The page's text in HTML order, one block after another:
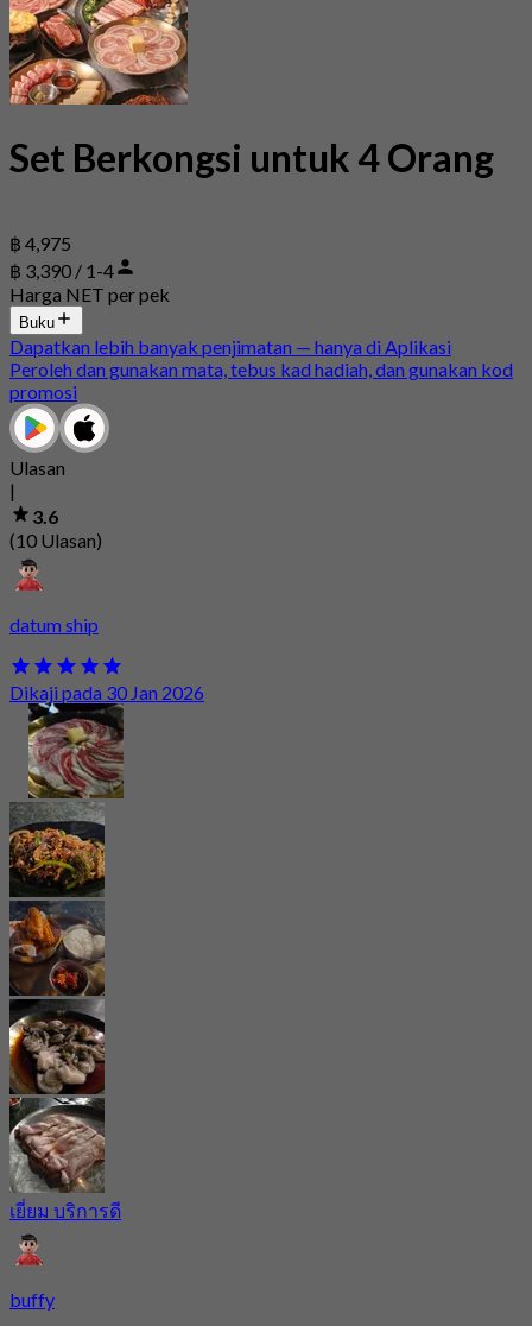
Set Berkongsi untuk 4 Orang
฿ 4,975
฿ 3,390 / 1-4
Harga NET per pek
Buku
Dapatkan lebih banyak penjimatan — hanya di Aplikasi
Peroleh dan gunakan mata, tebus kad hadiah, dan gunakan kod
promosi
Ulasan
|
3.6
(10 Ulasan)
datum ship
Dikaji pada 30 Jan 2026
เยี่ยม บริการดี
buffy